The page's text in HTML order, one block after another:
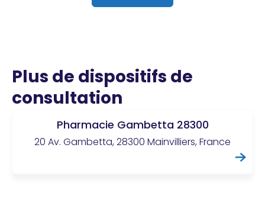
Plus de dispositifs de
consultation
Pharmacie Gambetta 28300
20 Av. Gambetta, 28300 Mainvilliers, France